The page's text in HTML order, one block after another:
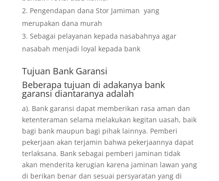
Pengendapan dana Stor Jamiman yang
merupakan dana murah
Sebagai pelayanan kepada nasabahnya agar
nasabah menjadi loyal kepada bank
Tujuan Bank Garansi
Beberapa tujuan di adakanya bank
garansi diantaranya adalah
a). Bank garansi dapat memberikan rasa aman dan
ketenteraman selama melakukan kegitan uasah, baik
bagi bank maupun bagi pihak lainnya. Pemberi
pekerjaan akan terjamin bahwa pekerjaannya dapat
terlaksana. Bank sebagai pemberi jaminan tidak
akan menderita kerugian karena jaminan lawan yang
di berikan benar dan sesuai persyaratan yang di